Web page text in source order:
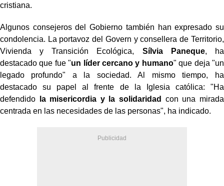
cristiana.
Algunos consejeros del Gobierno también han expresado su
condolencia. La portavoz del Govern y consellera de Territorio,
Vivienda y Transición Ecológica, Sílvia Paneque, ha
destacado que fue "un líder cercano y humano" que deja "un
legado profundo" a la sociedad. Al mismo tiempo, ha
destacado su papel al frente de la Iglesia católica: "Ha
defendido
la misericordia y la solidaridad
con una mirada
centrada en las necesidades de las personas", ha indicado.